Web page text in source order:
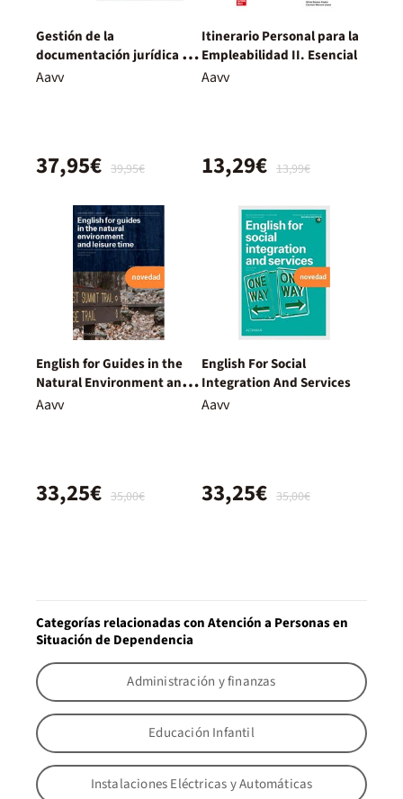
Gestión de la
documentación jurídica y
empresarial. Nueva
Aavv
39,95€
37,95€
Itinerario Personal para la
Empleabilidad II. Esencial
Aavv
13,99€
13,29€
English for Guides in the
Natural Environment and
Leisure Time
Aavv
35,00€
33,25€
English For Social
Integration And Services
Aavv
35,00€
33,25€
Categorías relacionadas con Atención a Personas en
Situación de Dependencia
Administración y finanzas
Educación Infantil
Instalaciones Eléctricas y Automáticas